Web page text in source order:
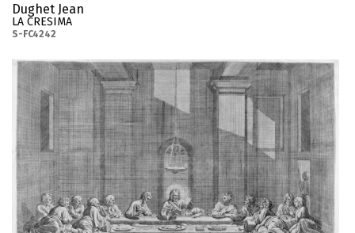
Dughet Jean
LA CRESIMA
S-FC4242